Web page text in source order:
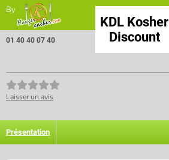
By
KDL Kosher
Discount
01 40 40 07 40
Laisser un avis
Présentation